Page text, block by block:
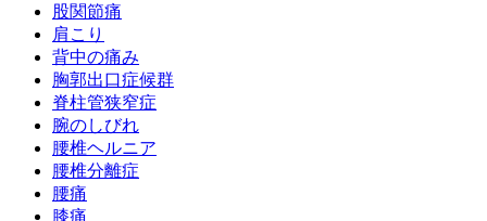
股関節痛
肩こり
背中の痛み
胸郭出口症候群
脊柱管狭窄症
腕のしびれ
腰椎ヘルニア
腰椎分離症
腰痛
膝痛